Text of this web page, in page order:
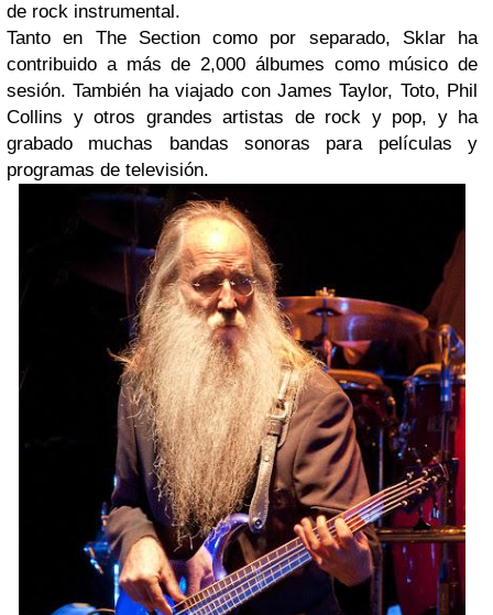
de rock instrumental.
Tanto en The Section como por separado, Sklar ha
contribuido a más de 2,000 álbumes como músico de
sesión. También ha viajado con James Taylor, Toto, Phil
Collins y otros grandes artistas de rock y pop, y ha
grabado muchas bandas sonoras para películas y
programas de televisión.